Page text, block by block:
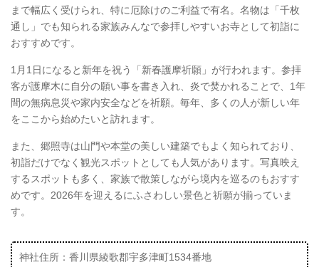
まで幅広く受けられ、特に厄除けのご利益で有名。名物は「千枚
通し」でも知られる家族みんなで参拝しやすいお寺として初詣に
おすすめです。
1月1日になると新年を祝う「新春護摩祈願」が行われます。参拝
客が護摩木に自分の願い事を書き入れ、炎で焚かれることで、1年
間の無病息災や家内安全などを祈願。毎年、多くの人が新しい年
をここから始めたいと訪れます。
また、郷照寺は山門や本堂の美しい建築でもよく知られており、
初詣だけでなく観光スポットとしても人気があります。写真映え
するスポットも多く、家族で散策しながら境内を巡るのもおすす
めです。2026年を迎えるにふさわしい景色と祈願が揃っていま
す。
神社住所：香川県綾歌郡宇多津町1534番地